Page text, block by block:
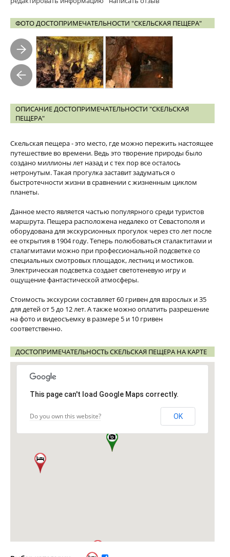
ФОТО ДОСТОПРИМЕЧАТЕЛЬНОСТИ "СКЕЛЬСКАЯ ПЕЩЕРА"
ОПИСАНИЕ ДОСТОПРИМЕЧАТЕЛЬНОСТИ "СКЕЛЬСКАЯ
ПЕЩЕРА"
Скельская пещера - это место, где можно пережить настоящее
путешествие во времени. Ведь это творение природы было
создано миллионы лет назад и с тех пор все осталось
нетронутым. Такая прогулка заставит задуматься о
быстротечности жизни в сравнении с жизненным циклом
планеты.
Данное место является частью популярного среди туристов
маршрута. Пещера расположена недалеко от Севастополя и
оборудована для экскурсионных прогулок через сто лет после
ее открытия в 1904 году. Теперь полюбоваться сталактитами и
сталагмитами можно при профессиональной подсветке со
специальных смотровых площадок, лестниц и мостиков.
Электрическая подсветка создает светотеневую игру и
ощущение фантастической атмосферы.
Стоимость экскурсии составляет 60 гривен для взрослых и 35
для детей от 5 до 12 лет. А также можно оплатить разрешение
на фото и видеосъемку в размере 5 и 10 гривен
соответственно.
ДОСТОПРИМЕЧАТЕЛЬНОСТЬ СКЕЛЬСКАЯ ПЕЩЕРА НА КАРТЕ
This page can't load Google Maps correctly.
Do you own this website? OK